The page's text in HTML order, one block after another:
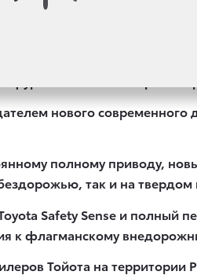
нового современного
полному приводу,
так и на твердом
Safety Sense и полный
к флагманскому
Тойота на территории